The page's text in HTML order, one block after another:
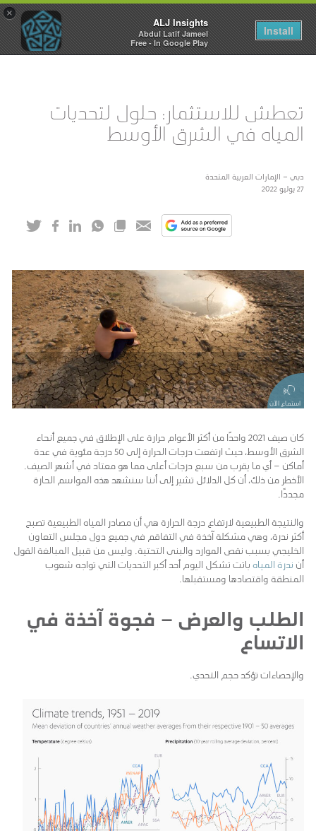
×
ALJ Insights
Abdul Latif Jameel
Free - In Google Play
Install
Toggle
navigation
تعطش للاستثمار: حلول لتحديات
المياه في الشرق الأوسط
دبي – الإمارات العربية المتحدة
27 يوليو 2022
استماع الآن
كان صيف 2021 واحدًا من أكثر الأعوام حرارة على الإطلاق في جميع أنحاء
الشرق الأوسط، حيث ارتفعت درجات الحرارة إلى 50 درجة مئوية في عدة
أماكن – أي ما يقرب من سبع درجات أعلى مما هو معتاد في أشهر الصيف.
الأخطر من ذلك، أن كل الدلائل تشير إلى أننا سنشهد هذه المواسم الحارة
مجددًا.
والنتيجة الطبيعية لارتفاع درجة الحرارة هي أن مصادر المياه الطبيعية تصبح
أكثر ندرة، وهي مشكلة آخذة في التفاقم في جميع دول مجلس التعاون
الخليجي بسبب نقص الموارد والبنى التحتية. وليس من قبيل المبالغة القول
أن ندرة المياه باتت تشكل اليوم أحد أكبر التحديات التي تواجه شعوب
المنطقة واقتصادها ومستقبلها.
الطلب والعرض – فجوة آخذة في
الاتساع
والإحصاءات تؤكد حجم التحدي.